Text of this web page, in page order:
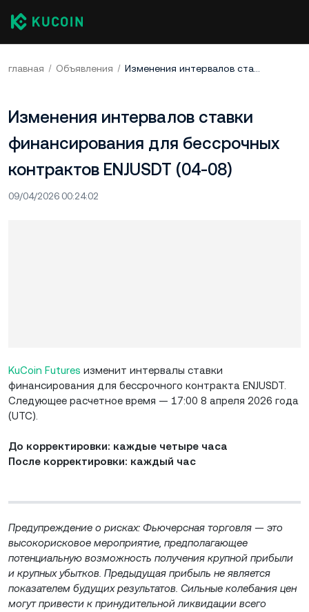
главная Объявления Изменения интервалов ставки финансирования для бессрочных контрактов ENJUSDT (04-08)
Изменения интервалов ставки
финансирования для бессрочных
контрактов ENJUSDT (04-08)
09/04/2026 00:24:02
KuCoin Futures изменит интервалы ставки
финансирования для бессрочного контракта ENJUSDT.
Следующее расчетное время — 17:00 8 апреля 2026 года
(UTC).
До корректировки: каждые четыре часа
После корректировки: каждый час
Предупреждение о рисках: Фьючерсная торговля — это
высокорисковое мероприятие, предполагающее
потенциальную возможность получения крупной прибыли
и крупных убытков. Предыдущая прибыль не является
показателем будущих результатов. Сильные колебания цен
могут привести к принудительной ликвидации всего